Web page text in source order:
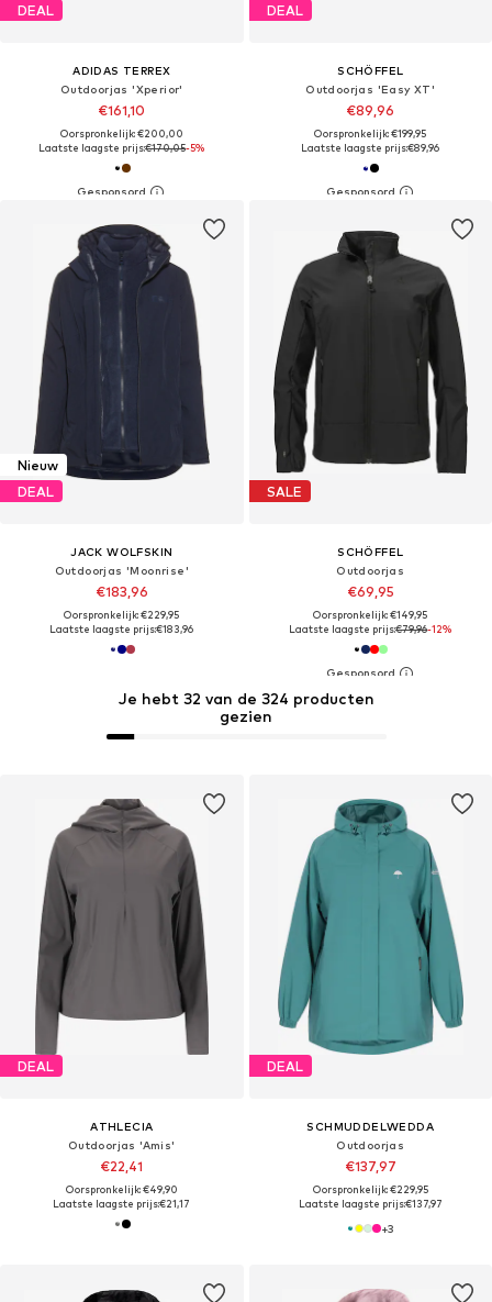
DEAL
ADIDAS TERREX
Outdoorjas 'Xperior'
€161,10
Oorspronkelijk: €200,00
Laatste laagste prijs:€170,05-5%
DEAL
SCHÖFFEL
Outdoorjas 'Easy XT'
€89,96
Oorspronkelijk: €199,95
Laatste laagste prijs:€89,96
Nieuw
DEAL
JACK WOLFSKIN
Outdoorjas 'Moonrise'
€183,96
Oorspronkelijk: €229,95
Laatste laagste prijs:€183,96
SALE
SCHÖFFEL
Outdoorjas
€69,95
Oorspronkelijk: €149,95
Laatste laagste prijs:€79,96-12%
DEAL
ATHLECIA
Outdoorjas 'Amis'
€22,41
Oorspronkelijk: €49,90
Laatste laagste prijs:€21,17
DEAL
SCHMUDDELWEDDA
Outdoorjas
€137,97
Oorspronkelijk: €229,95
Laatste laagste prijs:€137,97
+3
Je hebt 32 van de 324 producten
gezien